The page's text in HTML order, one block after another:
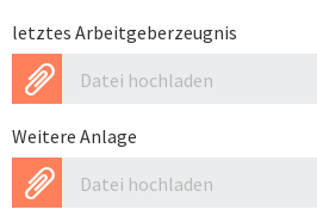
letztes Arbeitgeberzeugnis
Datei hochladen
Weitere Anlage
Datei hochladen